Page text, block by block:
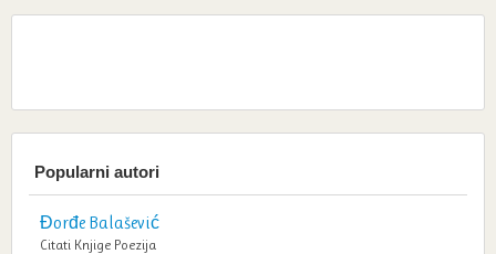
Popularni autori
Đorđe Balašević
Citati Knjige Poezija